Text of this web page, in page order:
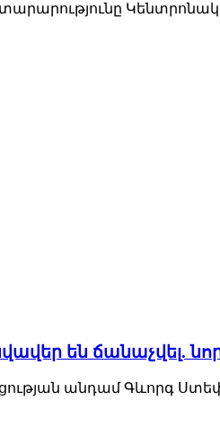
են ճանաչվել.
անդամ Գևորգ